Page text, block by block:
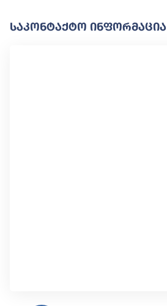
Საკონტაქტო Ინფორმაცია